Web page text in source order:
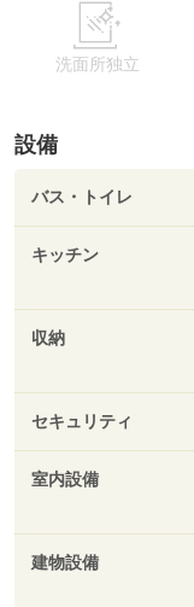
洗面所独立
設備
バス・トイレ
キッチン
収納
セキュリティ
室内設備
建物設備